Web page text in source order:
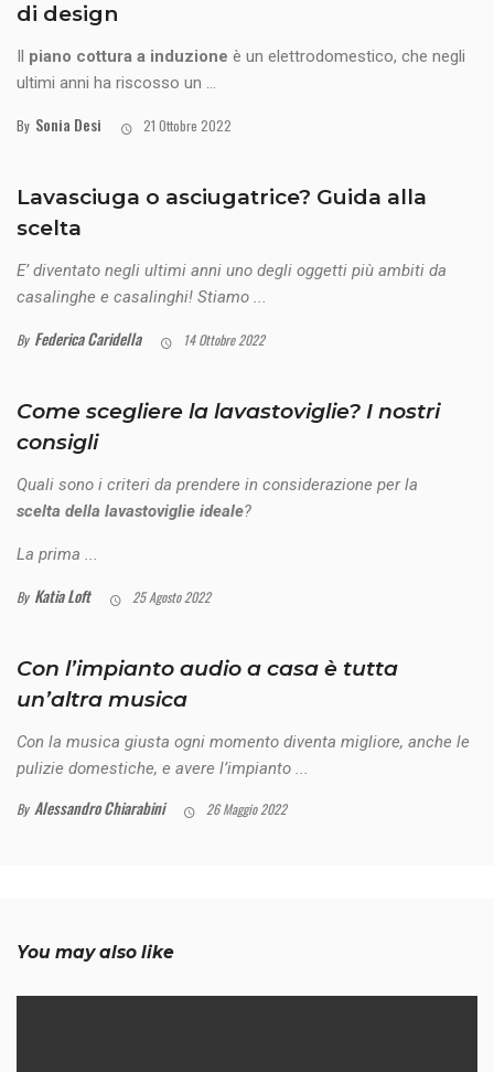
di design
Il piano cottura a induzione è un elettrodomestico, che negli
ultimi anni ha riscosso un ...
By Sonia Desi 21 Ottobre 2022
Lavasciuga o asciugatrice? Guida alla
scelta
E’ diventato negli ultimi anni uno degli oggetti più ambiti da
casalinghe e casalinghi! Stiamo ...
By Federica Caridella 14 Ottobre 2022
Come scegliere la lavastoviglie? I nostri
consigli
Quali sono i criteri da prendere in considerazione per la
scelta della lavastoviglie ideale?
La prima ...
By Katia Loft 25 Agosto 2022
Con l’impianto audio a casa è tutta
un’altra musica
Con la musica giusta ogni momento diventa migliore, anche le
pulizie domestiche, e avere l’impianto ...
By Alessandro Chiarabini 26 Maggio 2022
You may also like